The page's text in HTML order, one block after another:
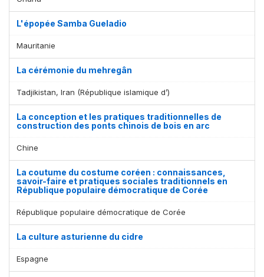
L'épopée Samba Gueladio
Mauritanie
La cérémonie du mehregân
Tadjikistan, Iran (République islamique d’)
La conception et les pratiques traditionnelles de
construction des ponts chinois de bois en arc
Chine
La coutume du costume coréen : connaissances,
savoir-faire et pratiques sociales traditionnels en
République populaire démocratique de Corée
République populaire démocratique de Corée
La culture asturienne du cidre
Espagne